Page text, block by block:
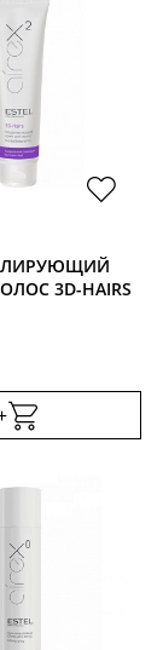
3D-HAIRS